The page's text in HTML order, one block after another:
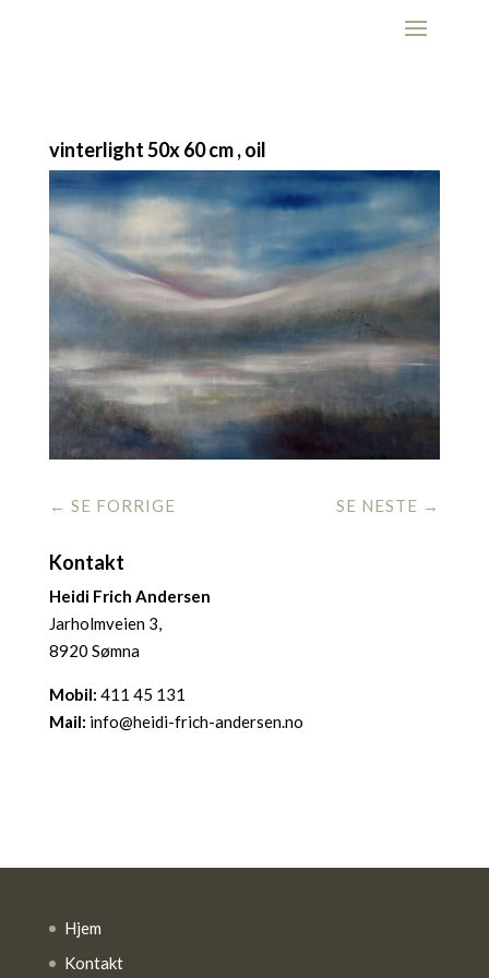
vinterlight 50x 60 cm , oil
← SE FORRIGE SE NESTE →
Kontakt
Heidi Frich Andersen
Jarholmveien 3,
8920 Sømna
Mobil: 411 45 131
Mail: info@heidi-frich-andersen.no
Hjem
Kontakt